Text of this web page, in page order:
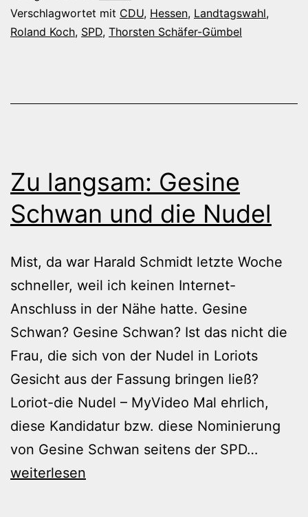
Verschlagwortet mit CDU, Hessen, Landtagswahl,
Roland Koch, SPD, Thorsten Schäfer-Gümbel
Zu langsam: Gesine
Schwan und die Nudel
Mist, da war Harald Schmidt letzte Woche
schneller, weil ich keinen Internet-
Anschluss in der Nähe hatte. Gesine
Schwan? Gesine Schwan? Ist das nicht die
Frau, die sich von der Nudel in Loriots
Gesicht aus der Fassung bringen ließ?
Loriot-die Nudel – MyVideo Mal ehrlich,
diese Kandidatur bzw. diese Nominierung
von Gesine Schwan seitens der SPD…
weiterlesen